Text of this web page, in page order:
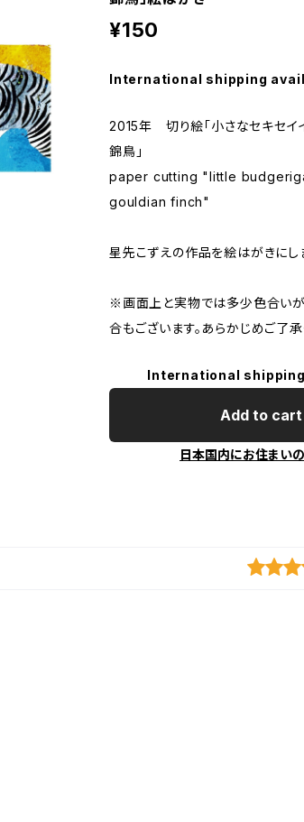
¥150
International shipping
2015年 切り絵「小さなセキセイ
錦鳥」
paper cutting "little
gouldian finch"
星先こずえの作品を絵はがきにし
※画面上と実物では多少色合い
合もございます。あらかじめご了承
International
Add to cart
日本国内にお住まい